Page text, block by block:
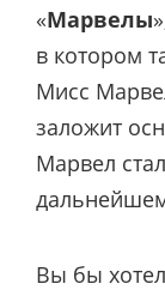
«Марвелы
в котором
Мисс
заложит
Марвел
Вы бы